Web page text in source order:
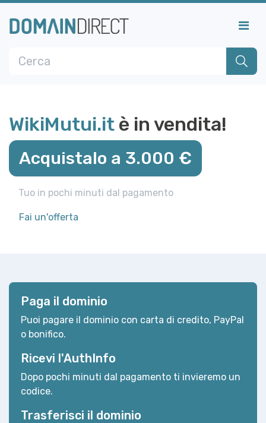
WikiMutui.it è in vendita!
Acquistalo a 3.000 €
Tuo in pochi minuti dal pagamento
Fai un'offerta
Paga il dominio
Puoi pagare il dominio con carta di credito, PayPal
o bonifico.
Ricevi l'AuthInfo
Dopo pochi minuti dal pagamento ti invieremo un
codice.
Trasferisci il dominio